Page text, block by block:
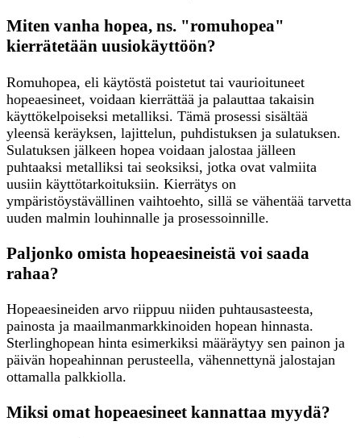
Miten vanha hopea, ns. "romuhopea"
kierrätetään uusiokäyttöön?
Romuhopea, eli käytöstä poistetut tai vaurioituneet
hopeaesineet, voidaan kierrättää ja palauttaa takaisin
käyttökelpoiseksi metalliksi. Tämä prosessi sisältää
yleensä keräyksen, lajittelun, puhdistuksen ja sulatuksen.
Sulatuksen jälkeen hopea voidaan jalostaa jälleen
puhtaaksi metalliksi tai seoksiksi, jotka ovat valmiita
uusiin käyttötarkoituksiin. Kierrätys on
ympäristöystävällinen vaihtoehto, sillä se vähentää tarvetta
uuden malmin louhinnalle ja prosessoinnille.
Paljonko omista hopeaesineistä voi saada
rahaa?
Hopeaesineiden arvo riippuu niiden puhtausasteesta,
painosta ja maailmanmarkkinoiden hopean hinnasta.
Sterlinghopean hinta esimerkiksi määräytyy sen painon ja
päivän hopeahinnan perusteella, vähennettynä jalostajan
ottamalla palkkiolla.
Miksi omat hopeaesineet kannattaa myydä?